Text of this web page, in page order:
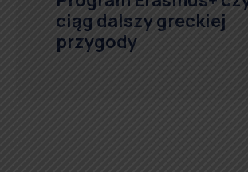
ciąg dalszy greckiej
przygody